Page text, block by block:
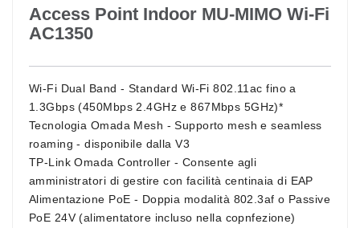
Access Point Indoor MU-MIMO Wi-Fi
AC1350
Wi-Fi Dual Band - Standard Wi-Fi 802.11ac fino a
1.3Gbps (450Mbps 2.4GHz e 867Mbps 5GHz)*
Tecnologia Omada Mesh - Supporto mesh e seamless
roaming - disponibile dalla V3
TP-Link Omada Controller - Consente agli
amministratori di gestire con facilità centinaia di EAP
Alimentazione PoE - Doppia modalità 802.3af o Passive
PoE 24V (alimentatore incluso nella copnfezione)